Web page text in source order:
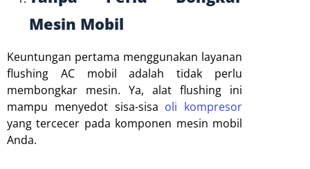
Mesin Mobil
Keuntungan pertama menggunakan layanan
flushing AC mobil adalah tidak perlu
membongkar mesin. Ya, alat flushing ini
mampu menyedot sisa-sisa oli kompresor
yang tercecer pada komponen mesin mobil
Anda.